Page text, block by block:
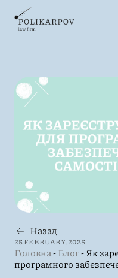
Назад
25 FEBRUARY, 2025
Головна-Блог-Як
програмного